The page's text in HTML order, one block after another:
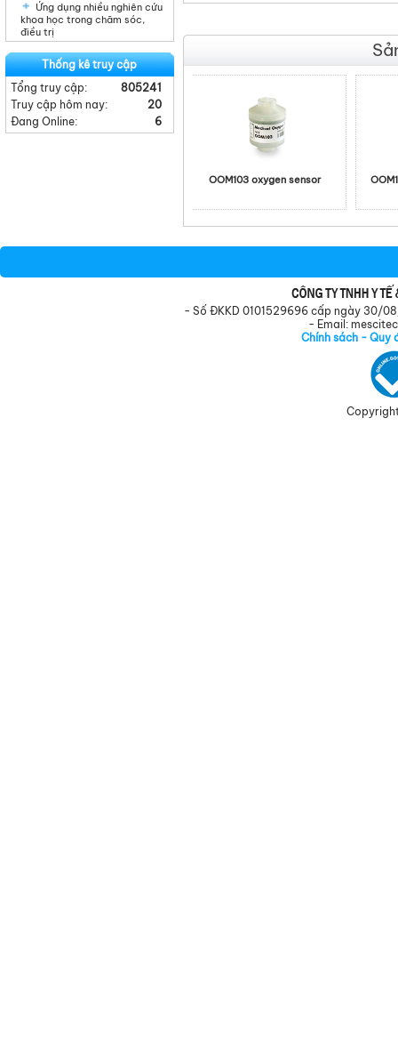
Ứng dụng nhiều nghiên cứu
khoa học trong chăm sóc,
điều trị
Thống kê truy cập
Tổng truy cập:
805241
Truy cập hôm nay:
20
Đang Online:
6
OOM103 oxygen sensor OOM103-1 oxygen
- Số ĐKKD 0101529696 cấp ngày 30/
- Email:
Chính sách - Quy